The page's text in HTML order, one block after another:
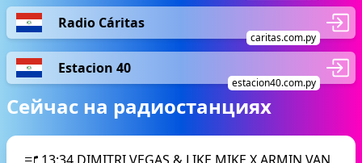
Radio Cáritas
caritas.com.py
Estacion 40
estacion40.com.py
Сейчас на радиостанциях